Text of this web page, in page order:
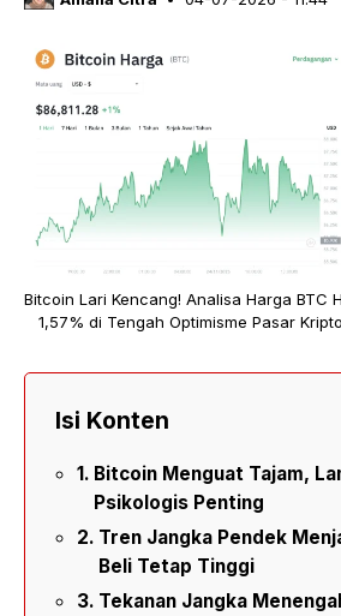
Bitcoin Lari Kencang! Analisa Harga BTC
1,57% di Tengah Optimisme Pasar
Isi Konten
Bitcoin Menguat Tajam,
Psikologis Penting
Tren Jangka Pendek
Beli Tetap Tinggi
Tekanan Jangka